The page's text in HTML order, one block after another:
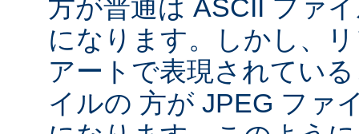
方が普通は ASCII ファ
になります。しかし、
アートで表現されてい
イルの 方が JPEG ファ